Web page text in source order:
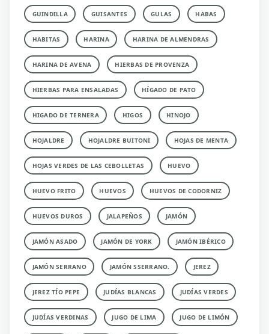
GUINDILLA GUISANTES GULAS HABAS
HABITAS HARINA HARINA DE ALMENDRAS
HARINA DE AVENA HIERBAS DE PROVENZA
HIERBAS PARA ENSALADAS HÍGADO DE PATO
HIGADO DE TERNERA HIGOS HINOJO
HOJALDRE HOJALDRE BUITONI HOJAS DE MENTA
HOJAS VERDES DE LAS CEBOLLETAS HUEVO
HUEVO FRITO HUEVOS HUEVOS DE CODORNIZ
HUEVOS DUROS JALAPEÑOS JAMÓN
JAMÓN ASADO JAMÓN DE YORK JAMÓN IBÉRICO
JAMÓN SERRANO JAMÓN SSERRANO. JEREZ
JEREZ TÍO PEPE JUDÍAS BLANCAS JUDÍAS VERDES
JUDÍAS VERDINAS JUGO DE LIMA JUGO DE LIMÓN